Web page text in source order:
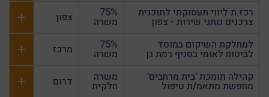
רכז.ת ליווי תעסוקתי לתוכנית
צרכנים נותני שירות - צפון
75%
משרה
צפון
למחלקת השיקום במוסד
לביטוח לאומי בסניף רמת גן
75%
משרה
מרכז
קהילה תומכת 'בית מרחבים'
מחפשת מתאמ/ת טיפול
משרה
חלקית דרום